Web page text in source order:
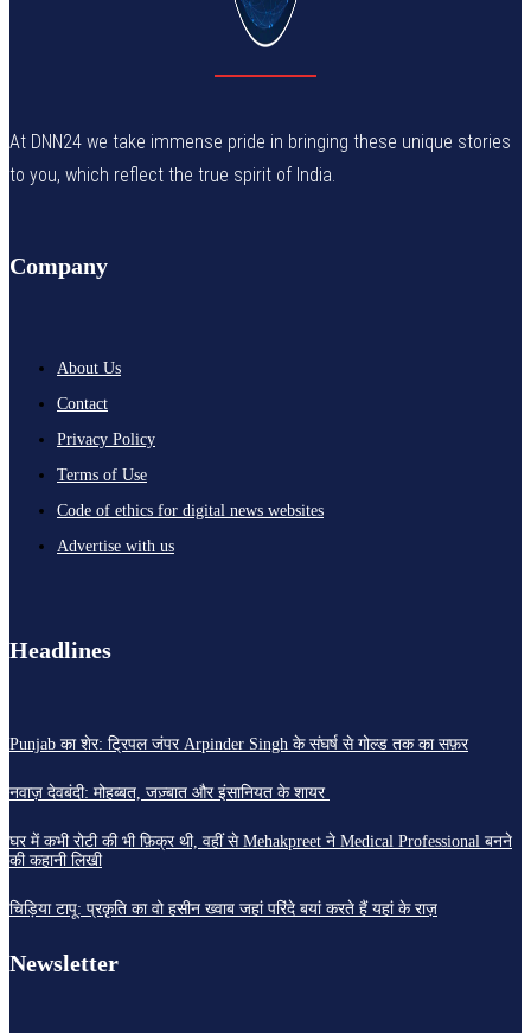
At DNN24 we take immense pride in bringing these unique stories
to you, which reflect the true spirit of India.
Company
About Us
Contact
Privacy Policy
Terms of Use
Code of ethics for digital news websites
Advertise with us
Headlines
Punjab का शेर: ट्रिपल जंपर Arpinder Singh के संघर्ष से गोल्ड तक का सफ़र
नवाज़ देवबंदी: मोहब्बत, जज़्बात और इंसानियत के शायर
घर में कभी रोटी की भी फ़िक्र थी, वहीं से Mehakpreet ने Medical Professional बनने
की कहानी लिखी
चिड़िया टापू: प्रकृति का वो हसीन ख्वाब जहां परिंदे बयां करते हैं यहां के राज़
Newsletter